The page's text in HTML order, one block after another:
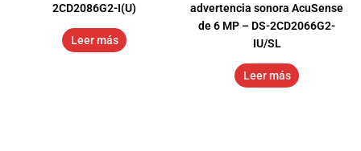
2CD2086G2-I(U)
Leer más
advertencia sonora AcuSense
de 6 MP – DS-2CD2066G2-
IU/SL
Leer más